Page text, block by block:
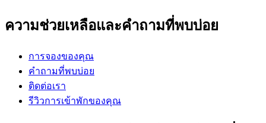
ความช่วยเหลือและคำถามที่พบบ่อย
การจองของคุณ
คำถามที่พบบ่อย
ติดต่อเรา
รีวิวการเข้าพักของคุณ